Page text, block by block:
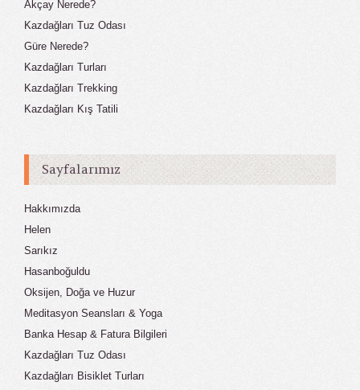
Akçay Nerede?
Kazdağları Tuz Odası
Güre Nerede?
Kazdağları Turları
Kazdağları Trekking
Kazdağları Kış Tatili
Sayfalarımız
Hakkımızda
Helen
Sarıkız
Hasanboğuldu
Oksijen, Doğa ve Huzur
Meditasyon Seansları & Yoga
Banka Hesap & Fatura Bilgileri
Kazdağları Tuz Odası
Kazdağları Bisiklet Turları